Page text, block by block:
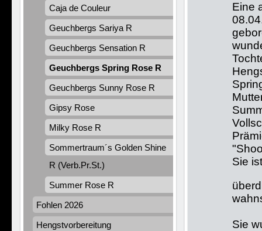
Eine
Sie
Sie
Caja de Couleur
Geuchbergs Sariya R
Geuchbergs Sensation R
Geuchbergs Spring Rose R
Geuchbergs Sunny Rose R
Gipsy Rose
Milky Rose R
Sommertraum´s Golden Shine
R (Verb.Pr.St.)
Summer Rose R
Fohlen 2026
Hengstvorbereitung